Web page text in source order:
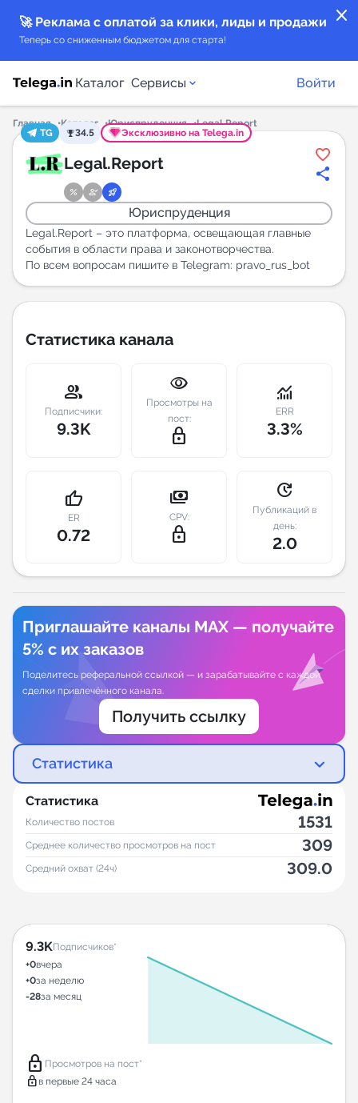
close
🚀 Реклама с оплатой за клики, лиды и продажи
Теперь со сниженным бюджетом для старта!
Каталог Сервисы
Каталог каналов
Каталог ботов
Горящие предложения
Индекс читаемости каналов в Telegram
Индивидуальное сопровождение
Аналитика Telegram
Войти
Главная Каталог Юриспруденция
Legal.Report
TG
34.5 Эксклюзивно на Telega.in
Legal.Report
Юриспруденция
Legal.Report – это платформа, освещающая главные
события в области права и законотворчества.
По всем вопросам пишите в Telegram: pravo_rus_bot
Статистика канала
group
Подписчики:
9.3K
visibility
Просмотры на
пост:
lock_outline
monitoring
ERR
3.3%
thumb_up
ER
0.72
payments
CPV:
lock_outline
update
Публикаций в
день:
2.0
Приглашайте каналы MAX — получайте
5% с их заказов
Поделитесь реферальной ссылкой — и зарабатывайте с каждой
сделки привлечённого канала.
Получить ссылку
Статистика
Статистика
Количество постов 1531
Среднее количество просмотров на пост 309
Средний охват (24ч) 309.0
9.3KПодписчиков*
+0вчера
+0за неделю
-28за месяц
lock Просмотров на пост*
lock в первые 24 часа